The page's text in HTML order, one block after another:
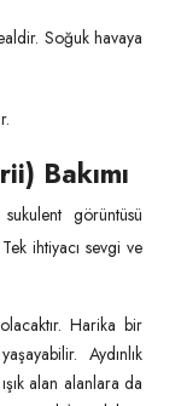
Soğuk havaya
Bakımı
görüntüsü
ihtiyacı sevgi ve
Harika bir
Aydınlık
alan alanlara da